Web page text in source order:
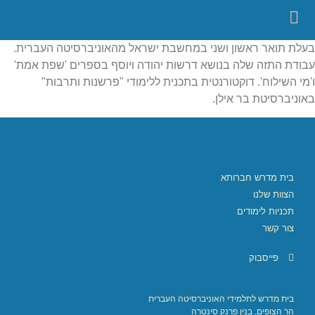
בעלת תואר ראשון ושני במחשבת ישראל מהאוניברסיטה העברית.
עבודת התזה שלה בנושא דרשות יהודה ויוסף בספרים 'שפת אמת'
ו'מי השילוח'. דוקטורנטית בתכנית ללימודי "פרשנות ותרבות"
באוניברסיטת בר אילן.
בית מדרש חברותא
הצוות שלנו
תכניות לימודים
צור קשר
פייסבוק
בית מדרש לתלמידי האוניברסיטה העברית
הר הצופים, בנין פרנק סינטרה